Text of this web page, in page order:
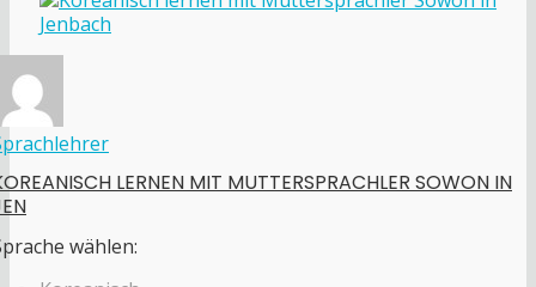
LERNEN MIT MUTTERSPRACHLER SOWON IN
wählen: